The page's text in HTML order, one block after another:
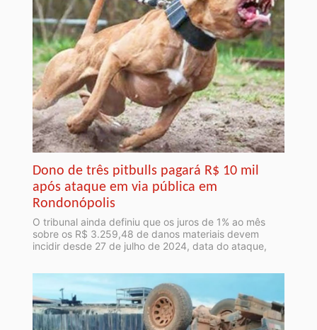
Dono de três pitbulls pagará R$ 10 mil
após ataque em via pública em
Rondonópolis
O tribunal ainda definiu que os juros de 1% ao mês
sobre os R$ 3.259,48 de danos materiais devem
incidir desde 27 de julho de 2024, data do ataque,